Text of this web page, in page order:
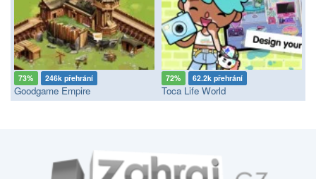
73% 246k přehrání
Goodgame Empire
72% 62.2k přehrání
Toca Life World